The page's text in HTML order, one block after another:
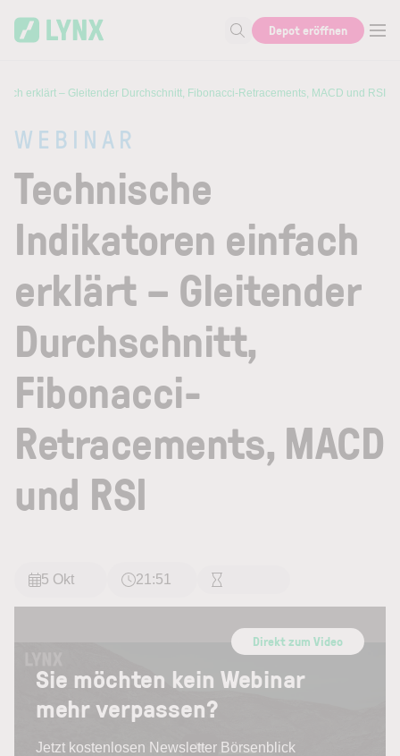
Suche nach Aktie, Autor...
Depot eröffnen
erklärt – Gleitender Durchschnitt, Fibonacci-Retracements, MACD und RSI
WEBINAR
Technische
Indikatoren einfach
erklärt – Gleitender
Durchschnitt,
Fibonacci-
Retracements, MACD
und RSI
5 Okt 21:51
Direkt zum Video
Sie möchten kein Webinar
mehr verpassen?
Jetzt kostenlosen Newsletter Börsenblick